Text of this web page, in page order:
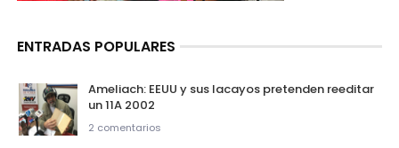
ENTRADAS POPULARES
Ameliach: EEUU y sus lacayos pretenden reeditar
un 11A 2002
2 comentarios